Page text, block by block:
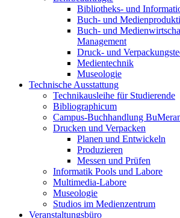
Bibliotheks- und
Buch- und
Buch- und
Management
Druck- und
Medientechnik
Museologie
Technische Ausstattung
Technikausleihe für Studierende
Bibliographicum
Campus-Buchhandlung
Drucken und Verpacken
Planen und Entwickeln
Produzieren
Messen und Prüfen
Informatik Pools und Labore
Multimedia-Labore
Museologie
Studios im Medienzentrum
Veranstaltungsbüro